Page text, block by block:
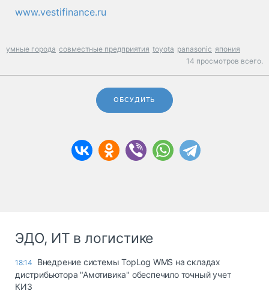
www.vestifinance.ru
умные города совместные предприятия toyota panasonic япония
14 просмотров всего.
ОБСУДИТЬ
ЭДО, ИТ в логистике
18:14
Внедрение системы TopLog WMS на складах
дистрибьютора "Амотивика" обеспечило точный учет
КИЗ